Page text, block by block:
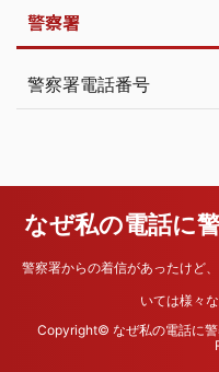
警察署
警察署電話番号
なぜ私の電話に
警察署からの着信があったけど
いては様々
Copyright© なぜ私の電話に